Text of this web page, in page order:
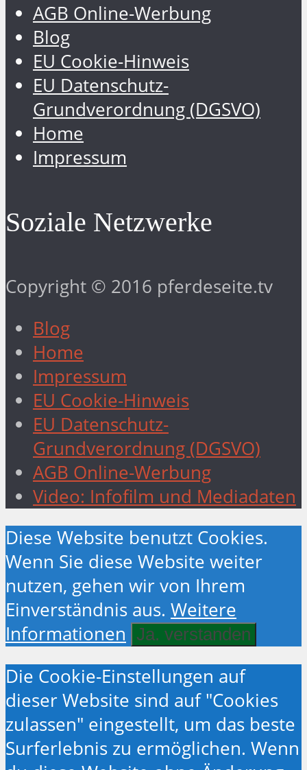
AGB Online-Werbung
Blog
EU Cookie-Hinweis
EU Datenschutz-
Grundverordnung (DGSVO)
Home
Impressum
Soziale Netzwerke
Copyright © 2016 pferdeseite.tv
Blog
Home
Impressum
EU Cookie-Hinweis
EU Datenschutz-
Grundverordnung (DGSVO)
AGB Online-Werbung
Video: Infofilm und Mediadaten
Diese Website benutzt Cookies.
Wenn Sie diese Website weiter
nutzen, gehen wir von Ihrem
Einverständnis aus. Weitere
Informationen
Ja. verstanden
Die Cookie-Einstellungen auf
dieser Website sind auf "Cookies
zulassen" eingestellt, um das beste
Surferlebnis zu ermöglichen. Wenn